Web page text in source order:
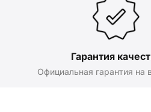
Гарантия
Официальная гарантия на